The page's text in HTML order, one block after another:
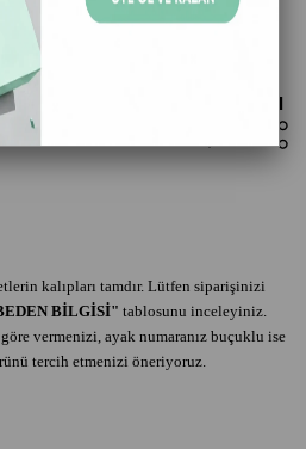
Kauçuk Tabanlı
Haki
kalıpları tamdır. Lütfen siparişinizi
BİLGİSİ" tablosunu inceleyiniz.
vermenizi, ayak numaranız buçuklu ise
tercih etmenizi öneriyoruz.